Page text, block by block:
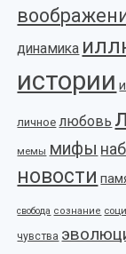
динамика
истории
личное любовь
мемы мифы
новости
свобода сознание
чувства